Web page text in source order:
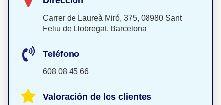
Carrer de Laureà Miró, 375, 08980 Sant
Feliu de Llobregat, Barcelona
Teléfono
608 08 45 66
Valoración de los clientes